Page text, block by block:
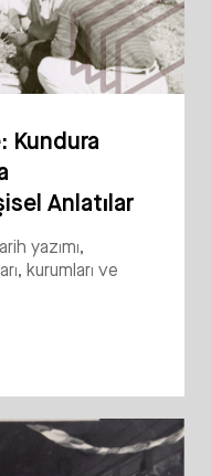
Kundura
Anlatılar
yazımı,
kurumları ve